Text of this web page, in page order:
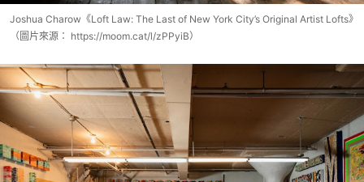
Joshua Charow《Loft Law: The Last of New York City’s Original Artist Lofts》
（圖片來源： https://moom.cat/l/zPPyiB）